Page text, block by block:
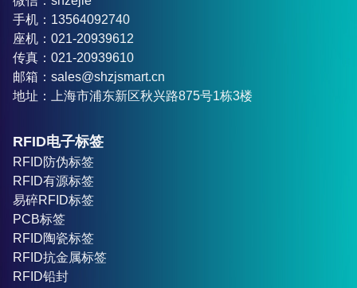
手机：13564092740
座机：021-20939612
传真：021-20939610
邮箱：sales@shzjsmart.cn
地址：上海市浦东新区秋兴路875号1栋3楼
RFID电子标签
RFID防伪标签
RFID有源标签
易碎RFID标签
PCB标签
RFID陶瓷标签
RFID抗金属标签
RFID铅封